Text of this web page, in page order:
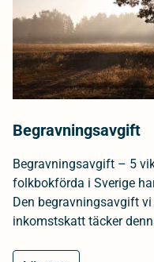
Begravningsavgift
Begravningsavgift – 5
folkbokförda i Sverige
Den begravningsavgift
inkomstskatt täcker